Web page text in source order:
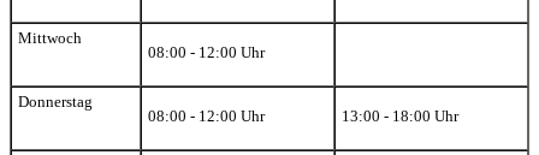
Mittwoch
08:00 - 12:00 Uhr
Donnerstag
08:00 - 12:00 Uhr
13:00 - 18:00 Uhr